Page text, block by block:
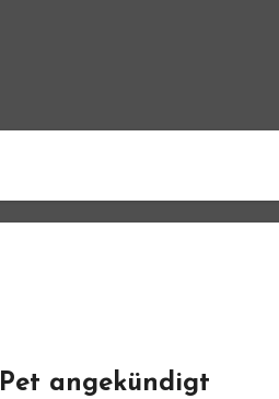
angekündigt